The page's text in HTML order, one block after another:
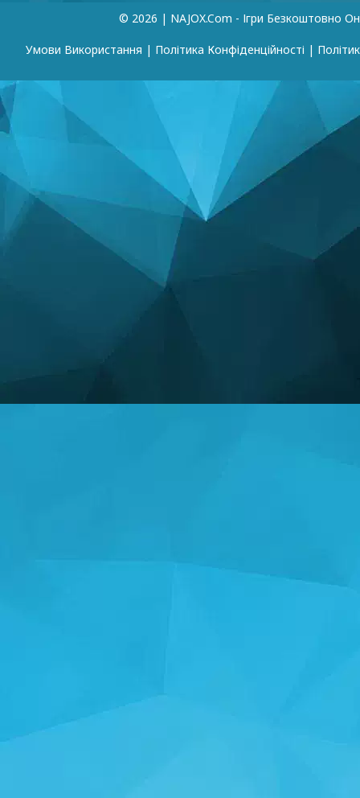
© 2026 | NAJOX.com - Ігри Безкоштовно
Умови Використання | Політика Конфіденційності |